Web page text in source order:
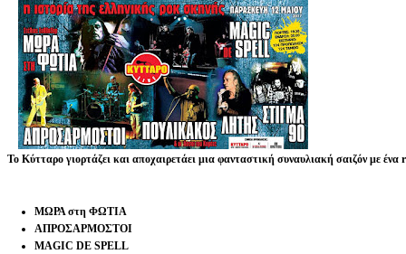
Το Κύτταρο γιορτάζει και αποχαιρετάει μια φανταστική συναυλιακή σαιζόνμε ένα
ΜΩΡΑ στη ΦΩΤΙΑ
ΑΠΡΟΣΑΡΜΟΣΤΟΙ
MAGIC DE SPELL